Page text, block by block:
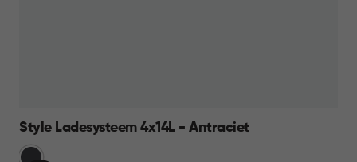
Style Ladesysteem 4x14L - Antraciet
Grijs